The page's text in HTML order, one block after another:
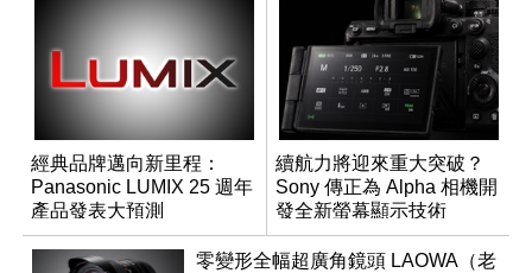
經典品牌邁向新里程：
Panasonic LUMIX 25 週年
產品發表大預測
續航力將迎來重大突破？
Sony 傳正為 Alpha 相機開
發全新螢幕顯示技術
零變形全幅超廣角鏡頭 LAOWA（老